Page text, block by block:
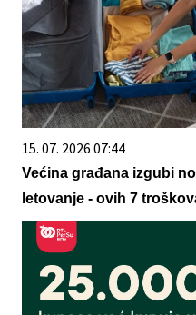
15. 07. 2026 07:44
Većina građana izgubi
letovanje - ovih 7